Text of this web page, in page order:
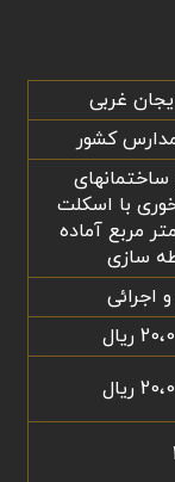
غربی
کشور
ساختمانهای
با اسكلت
مربع آماده
سازی
اجرائی